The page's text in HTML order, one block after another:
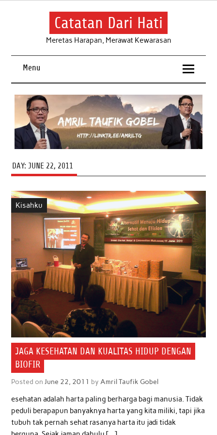
Skip
Catatan Dari Hati
Meretas Harapan, Merawat Kewarasan
Menu
DAY: JUNE 22, 2011
Kisahku
JAGA KESEHATAN DAN KUALITAS HIDUP DENGAN
BIOFIR
Posted on June 22, 2011 by Amril Taufik Gobel
esehatan adalah harta paling berharga bagi manusia. Tidak
peduli berapapun banyaknya harta yang kita miliki, tapi jika
tubuh tak pernah sehat rasanya harta itu jadi tidak